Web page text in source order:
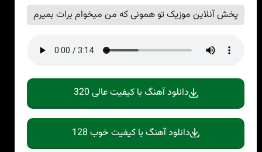
پخش آنلاین موزیک تو همونی که من میخوام برات بمیرم
دانلود آهنگ با کیفیت عالی 320
دانلود آهنگ با کیفیت خوب 128